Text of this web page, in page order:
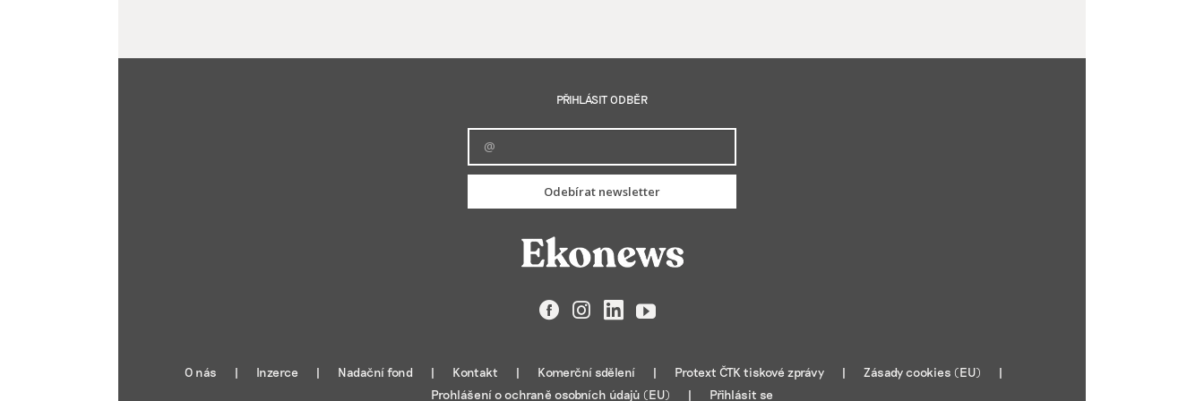
PŘIHLÁSIT ODBĚR
Odebírat newsletter
FacebookInstagramLinkedIn
YouTube
O nás Inzerce Nadační fond Kontakt Komerční sdělení Protext ČTK tiskové zprávy
Zásady cookies (EU)
Prohlášení o ochraně osobních údajů (EU)
Přihlásit se